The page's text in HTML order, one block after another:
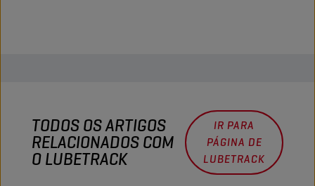
TODOS OS ARTIGOS
RELACIONADOS COM
O LUBETRACK
IR PARA
PÁGINA DE
LUBETRACK